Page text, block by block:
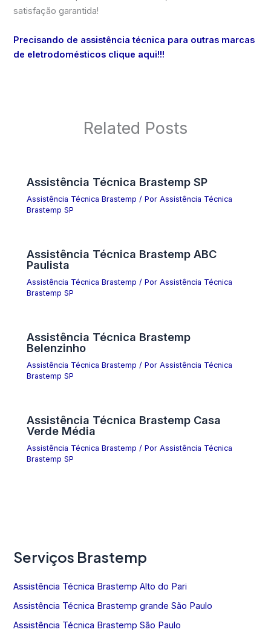
satisfação garantida!
Precisando de assistência técnica para outras marcas
de eletrodomésticos clique aqui!!!
Related Posts
Assistência Técnica Brastemp SP
Assistência Técnica Brastemp / PorAssistência Técnica
Brastemp SP
Assistência Técnica Brastemp ABC
Paulista
Assistência Técnica Brastemp / PorAssistência Técnica
Brastemp SP
Assistência Técnica Brastemp
Belenzinho
Assistência Técnica Brastemp / PorAssistência Técnica
Brastemp SP
Assistência Técnica Brastemp Casa
Verde Média
Assistência Técnica Brastemp / PorAssistência Técnica
Brastemp SP
Serviços Brastemp
Assistência Técnica Brastemp Alto do Pari
Assistência Técnica Brastemp grande São Paulo
Assistência Técnica Brastemp São Paulo